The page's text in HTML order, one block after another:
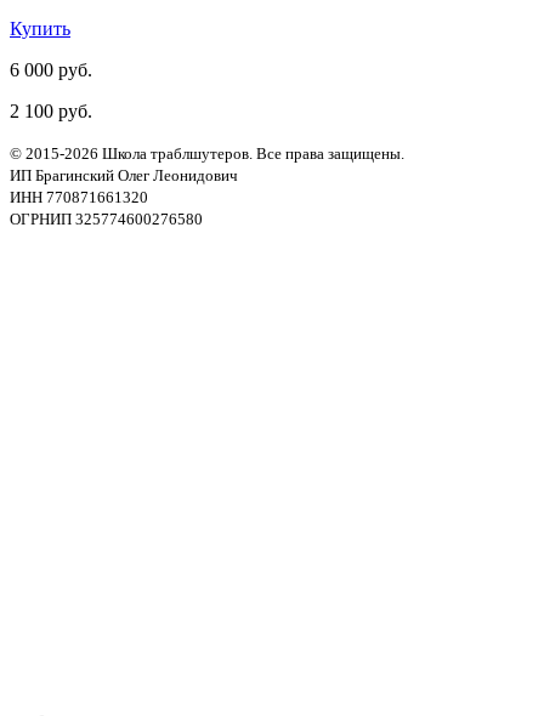
Купить
6 000 руб.
2 100 руб.
© 2015-2026 Школа траблшутеров. Все права защищены.
ИП Брагинский Олег Леонидович
ИНН 770871661320
ОГРНИП 325774600276580